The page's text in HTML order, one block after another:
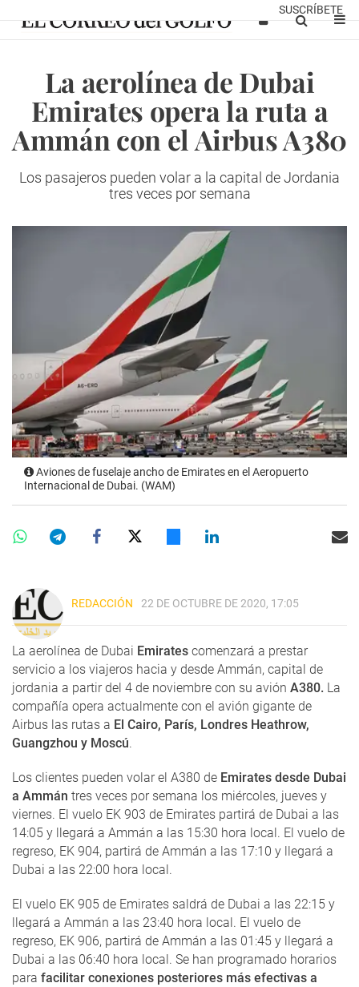
SUSCRÍBETE
La aerolínea de Dubai
Emirates opera la ruta a
Ammán con el Airbus A380
Los pasajeros pueden volar a la capital de Jordania
tres veces por semana
Aviones de fuselaje ancho de Emirates en el Aeropuerto
Internacional de Dubai. (WAM)
REDACCIÓN 22 DE OCTUBRE DE 2020, 17:05
La aerolínea de Dubai Emirates comenzará a prestar
servicio a los viajeros hacia y desde Ammán, capital de
jordania a partir del 4 de noviembre con su avión A380. La
compañía opera actualmente con el avión gigante de
Airbus las rutas a El Cairo, París, Londres Heathrow,
Guangzhou y Moscú.
Los clientes pueden volar el A380 de Emirates desde Dubai
a Ammán tres veces por semana los miércoles, jueves y
viernes. El vuelo EK 903 de Emirates partirá de Dubai a las
14:05 y llegará a Ammán a las 15:30 hora local. El vuelo de
regreso, EK 904, partirá de Ammán a las 17:10 y llegará a
Dubai a las 22:00 hora local.
El vuelo EK 905 de Emirates saldrá de Dubai a las 22:15 y
llegará a Ammán a las 23:40 hora local. El vuelo de
regreso, EK 906, partirá de Ammán a las 01:45 y llegará a
Dubai a las 06:40 hora local. Se han programado horarios
para facilitar conexiones posteriores más efectivas a